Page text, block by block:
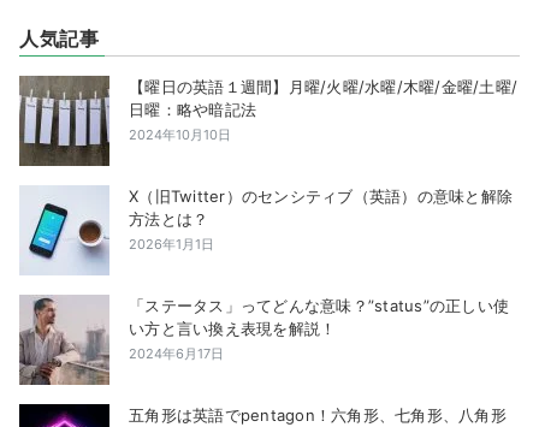
人気記事
【曜日の英語１週間】月曜/火曜/水曜/木曜/金曜/土曜/
日曜：略や暗記法
2024年10月10日
X（旧Twitter）のセンシティブ（英語）の意味と解除
方法とは？
2026年1月1日
「ステータス」ってどんな意味？”status”の正しい使
い方と言い換え表現を解説！
2024年6月17日
五角形は英語でpentagon！六角形、七角形、八角形